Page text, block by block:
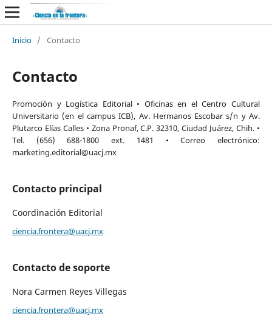
Inicio / Contacto
Contacto
Promoción y Logística Editorial • Oficinas en el Centro Cultural
Universitario (en el campus ICB), Av. Hermanos Escobar s/n y Av.
Plutarco Elías Calles • Zona Pronaf, C.P. 32310, Ciudad Juárez, Chih. •
Tel. (656) 688-1800 ext. 1481 • Correo electrónico:
marketing.editorial@uacj.mx
Contacto principal
Coordinación Editorial
ciencia.frontera@uacj.mx
Contacto de soporte
Nora Carmen Reyes Villegas
ciencia.frontera@uacj.mx